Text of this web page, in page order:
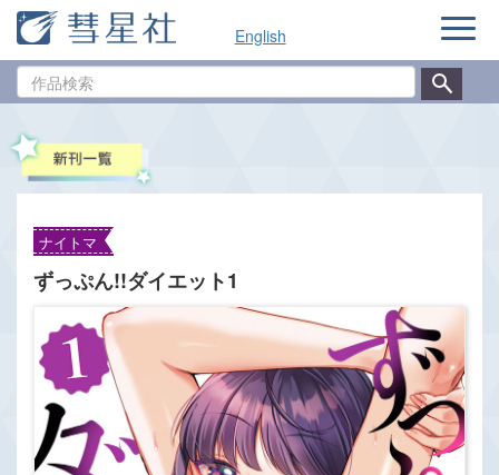
English
品
ナ
ゲ
ナイトマ
ずっぷん!!ダイエット1